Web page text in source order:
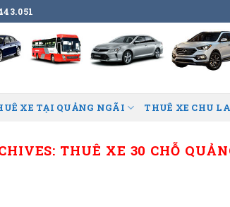
XE TẠI QUẢNG NGÃI THUÊ XE CHU
THUÊ XE 30 CHỖ